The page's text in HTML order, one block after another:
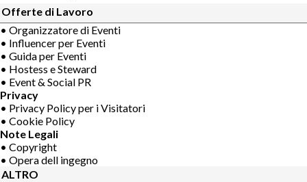
Offerte di Lavoro
• Organizzatore di Eventi
• Influencer per Eventi
• Guida per Eventi
• Hostess e Steward
• Event & Social PR
Privacy
• Privacy Policy per i Visitatori
• Cookie Policy
Note Legali
• Copyright
• Opera dell ingegno
ALTRO